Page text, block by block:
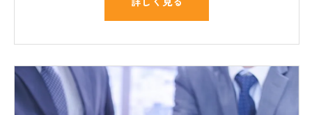
詳しく見る